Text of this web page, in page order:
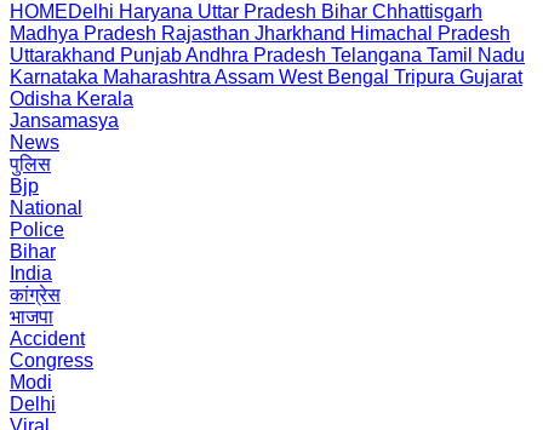
HOMEDelhi Haryana Uttar Pradesh Bihar Chhattisgarh
Madhya Pradesh Rajasthan Jharkhand Himachal Pradesh
Uttarakhand PunjabAndhra Pradesh Telangana Tamil Nadu
Karnataka Maharashtra Assam West Bengal Tripura Gujarat
Odisha Kerala
Jansamasya
News
पुलिस
Bjp
National
Police
Bihar
India
कांग्रेस
भाजपा
Accident
Congress
Modi
Delhi
Viral